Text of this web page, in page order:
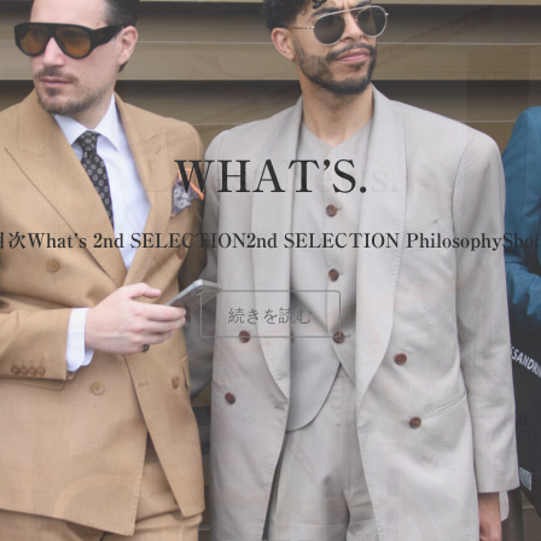
WHAT’S.
次What’s 2nd SELECTION2nd SELECTION
続きを読む